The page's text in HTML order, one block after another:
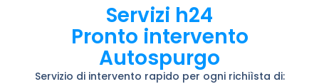
Servizi h24
Pronto intervento
Autospurgo
Servizio di intervento rapido per ogni richiìsta di: